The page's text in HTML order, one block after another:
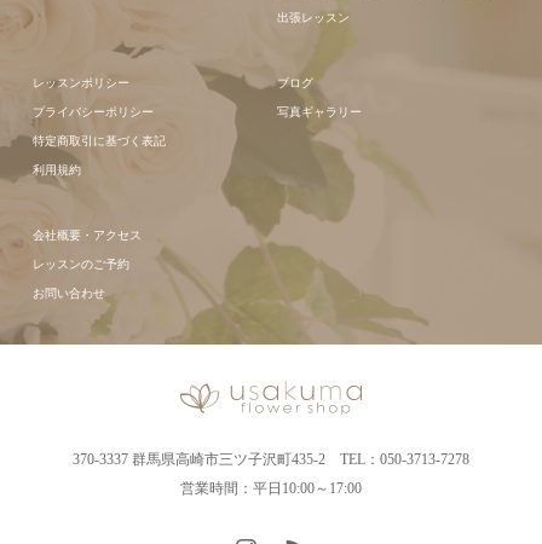
出張レッスン
レッスンポリシー
プライバシーポリシー
特定商取引に基づく表記
利用規約
ブログ
写真ギャラリー
会社概要・アクセス
レッスンのご予約
お問い合わせ
370-3337 群馬県高崎市三ツ子沢町435-2 TEL：050-3713-7278
営業時間：平日10:00～17:00